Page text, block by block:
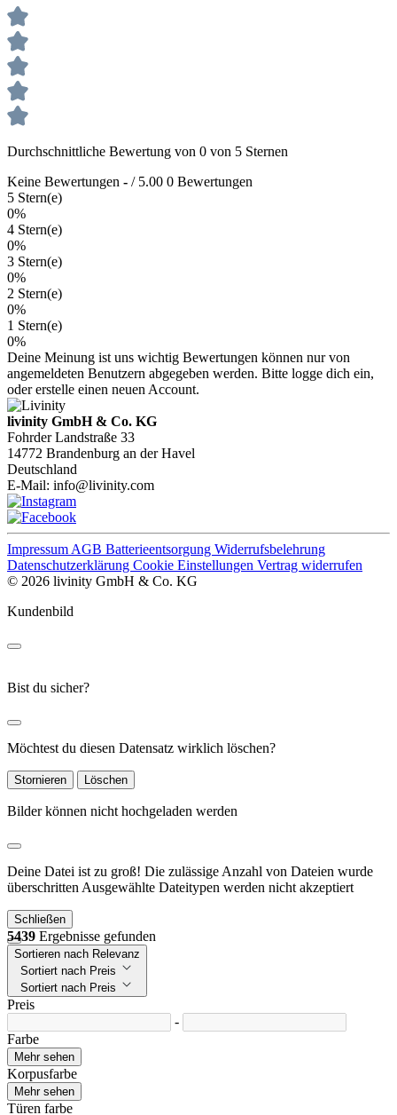
Durchschnittliche Bewertung von 0 von 5 Sternen
Keine Bewertungen - / 5.00 0 Bewertungen
5 Stern(e)
0%
4 Stern(e)
0%
3 Stern(e)
0%
2 Stern(e)
0%
1 Stern(e)
0%
Deine Meinung ist uns wichtig Bewertungen können nur von
angemeldeten Benutzern abgegeben werden. Bitte logge dich ein,
oder erstelle einen neuen Account.
livinity GmbH & Co. KG
Fohrder Landstraße 33
14772 Brandenburg an der Havel
Deutschland
E-Mail: info@livinity.com
Impressum AGB Batterieentsorgung Widerrufsbelehrung
Datenschutzerklärung Cookie Einstellungen Vertrag widerrufen
© 2026 livinity GmbH & Co. KG
Kundenbild
Bist du sicher?
Möchtest du diesen Datensatz wirklich löschen?
Stornieren Löschen
Bilder können nicht hochgeladen werden
Deine Datei ist zu groß! Die zulässige Anzahl von Dateien wurde
überschritten Ausgewählte Dateitypen werden nicht akzeptiert
Schließen
5439 Ergebnisse gefunden
Sortieren nach Relevanz
Sortiert nach Preis
Sortiert nach Preis
Preis
-
Farbe
Mehr sehen
Korpusfarbe
Mehr sehen
Türen farbe